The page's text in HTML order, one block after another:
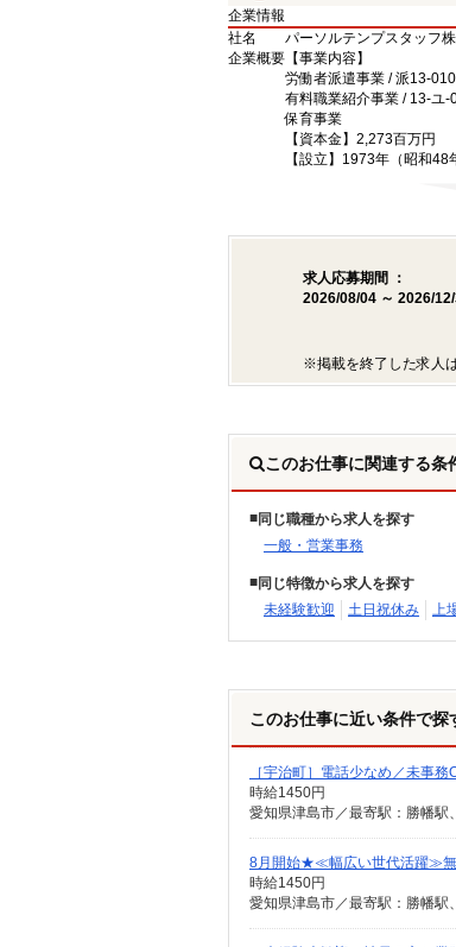
企業情報
社名
パーソルテンプスタッフ
企業概要 【事業内容】
労働者派遣事業 / 派13-
有料職業紹介事業 / 13-ユ-
保育事業
【資本金】2,273百万円
【設立】1973年（昭和48
求人応募期間 ：
2026/08/04 ～ 2026/
※掲載を終了した求人
このお仕事に関連する条
同じ職種から求人を探す
一般・営業事務
同じ特徴から求人を探す
未経験歓迎
土日祝休み 上
このお仕事に近い条件で探
［宇治町］電話少なめ／未事
時給1450円
愛知県津島市／最寄駅：勝幡
8月開始★≪幅広い世代活躍≫無
時給1450円
愛知県津島市／最寄駅：勝幡